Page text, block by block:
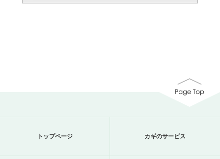
トップページ カギのサービス